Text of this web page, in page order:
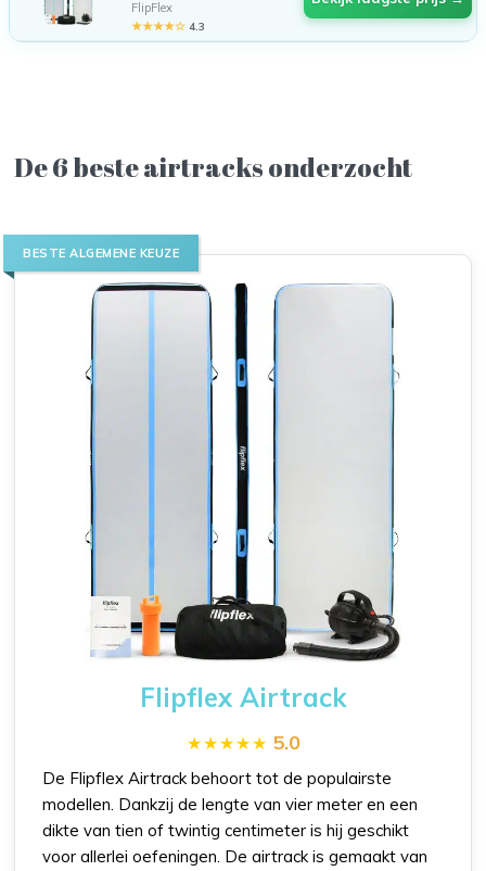
FlipFlex
★★★★☆ 4.3
De 6 beste airtracks onderzocht
BESTE ALGEMENE KEUZE
Flipflex Airtrack
5.0
De Flipflex Airtrack behoort tot de populairste
modellen. Dankzij de lengte van vier meter en een
dikte van tien of twintig centimeter is hij geschikt
voor allerlei oefeningen. De airtrack is gemaakt van